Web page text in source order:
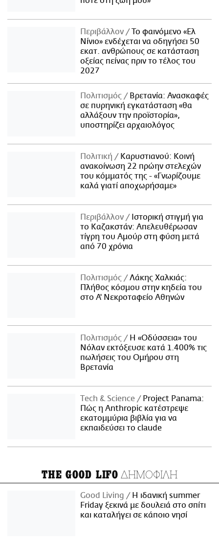
Περιβάλλον
Το φαινόμενο «Ελ
Νίνιο» ενδέχεται να οδηγήσει 50
εκατ. ανθρώπους σε κατάσταση
οξείας πείνας πριν το τέλος του
2027
Πολιτισμός
Βρετανία: Ανασκαφές
σε πυρηνική εγκατάσταση «θα
αλλάξουν την προϊστορία»,
υποστηρίζει αρχαιολόγος
Πολιτική
Καρυστιανού: Κοινή
ανακοίνωση 22 πρώην στελεχών
του κόμματός της - «Γνωρίζουμε
καλά γιατί αποχωρήσαμε»
Περιβάλλον
Ιστορική στιγμή για
το Καζακστάν: Απελευθέρωσαν
τίγρη του Αμούρ στη φύση μετά
από 70 χρόνια
Πολιτισμός
Λάκης Χαλκιάς:
Πλήθος κόσμου στην κηδεία του
στο Α' Νεκροταφείο Αθηνών
Πολιτισμός
Η «Οδύσσεια» του
Νόλαν εκτόξευσε κατά 1.400% τις
πωλήσεις του Ομήρου στη
Βρετανία
Τech & Science
Project Panama:
Πώς η Anthropic κατέστρεψε
εκατομμύρια βιβλία για να
εκπαιδεύσει το claude
THE GOOD LIFO ΔΗΜΟΦΙΛΗ
Good Living
Η ιδανική summer
Friday ξεκινά με δουλειά στο σπίτι
και καταλήγει σε κάποιο νησί